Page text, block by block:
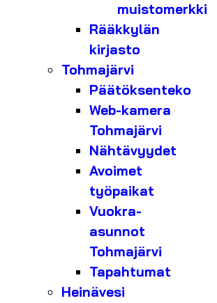
muistomerkki
Rääkkylän
kirjasto
Tohmajärvi
Päätöksenteko
Web-kamera
Tohmajärvi
Nähtävyydet
Avoimet
työpaikat
Vuokra-
asunnot
Tohmajärvi
Tapahtumat
Heinävesi